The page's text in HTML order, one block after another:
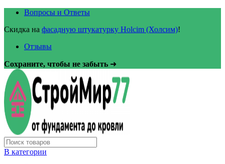
Вопросы и Ответы
Скидка на фасадную штукатурку Holcim (Холсим)!
Отзывы
Сохраните, чтобы не забыть ➜
В категории